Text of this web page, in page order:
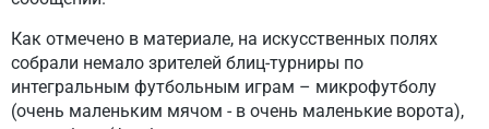
Как отмечено в материале, на искусственных полях
собрали немало зрителей блиц-турниры по
интегральным футбольным играм – микрофутболу
(очень маленьким мячом - в очень маленькие ворота),